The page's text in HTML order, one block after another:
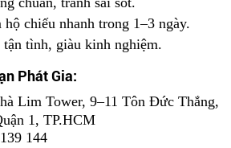
chiếu nhanh trong 1–3 ngày.
tình, giàu kinh nghiệm.
Phát Gia:
Lim Tower, 9–11 Tôn Đức Thắng,
1, TP.HCM
144